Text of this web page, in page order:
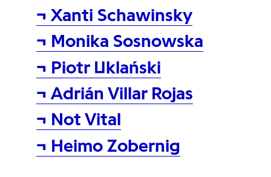
¬ Xanti Schawinsky
¬ Monika Sosnowska
¬ Piotr Uklański
¬ Adrián Villar Rojas
¬ Not Vital
¬ Heimo Zobernig